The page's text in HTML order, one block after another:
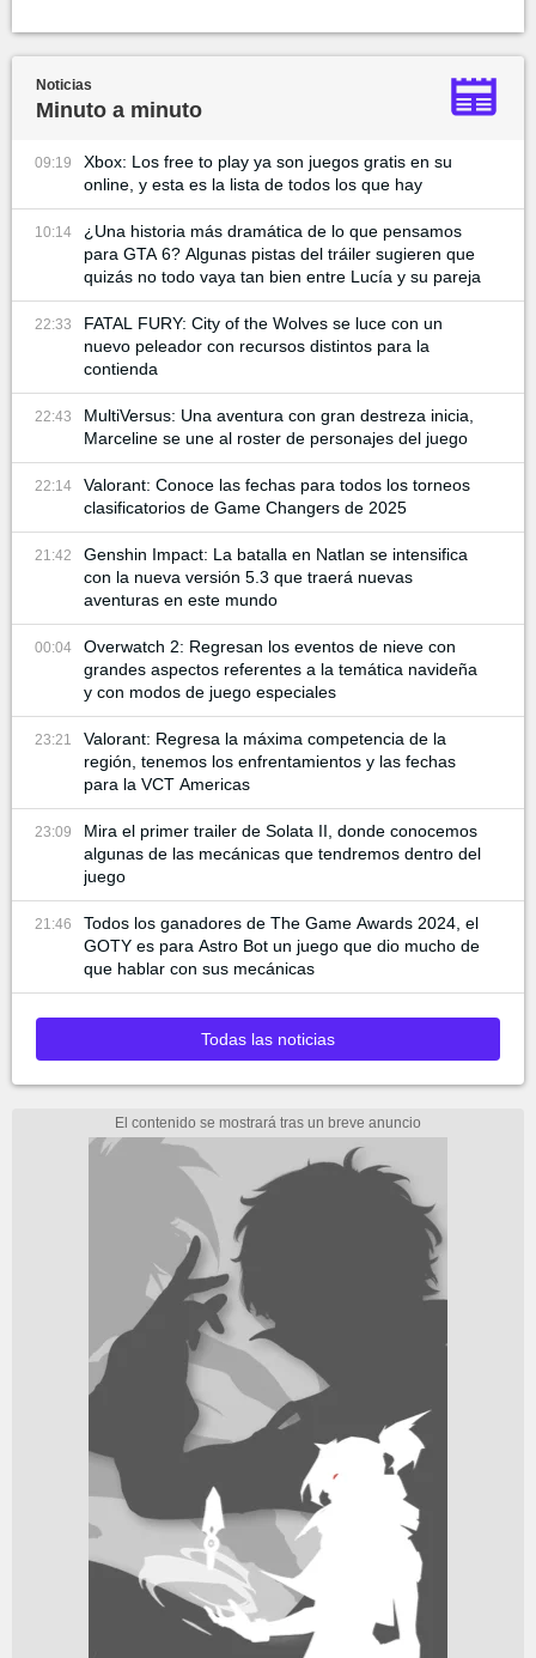
Noticias
Minuto a minuto
09:19
Xbox: Los free to play ya son juegos gratis en su
online, y esta es la lista de todos los que hay
10:14
¿Una historia más dramática de lo que pensamos
para GTA 6? Algunas pistas del tráiler sugieren que
quizás no todo vaya tan bien entre Lucía y su pareja
22:33
FATAL FURY: City of the Wolves se luce con un
nuevo peleador con recursos distintos para la
contienda
22:43
MultiVersus: Una aventura con gran destreza inicia,
Marceline se une al roster de personajes del juego
22:14
Valorant: Conoce las fechas para todos los torneos
clasificatorios de Game Changers de 2025
21:42
Genshin Impact: La batalla en Natlan se intensifica
con la nueva versión 5.3 que traerá nuevas
aventuras en este mundo
00:04
Overwatch 2: Regresan los eventos de nieve con
grandes aspectos referentes a la temática navideña
y con modos de juego especiales
23:21
Valorant: Regresa la máxima competencia de la
región, tenemos los enfrentamientos y las fechas
para la VCT Americas
23:09
Mira el primer trailer de Solata II, donde conocemos
algunas de las mecánicas que tendremos dentro del
juego
21:46
Todos los ganadores de The Game Awards 2024, el
GOTY es para Astro Bot un juego que dio mucho de
que hablar con sus mecánicas
Todas las noticias